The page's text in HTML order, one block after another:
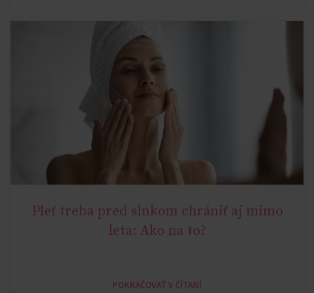
Pleť treba pred slnkom chrániť aj mimo
leta: Ako na to?
POKRAČOVAŤ V ČÍTANÍ